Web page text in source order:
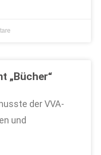
„Bücher“
der VVA-
und